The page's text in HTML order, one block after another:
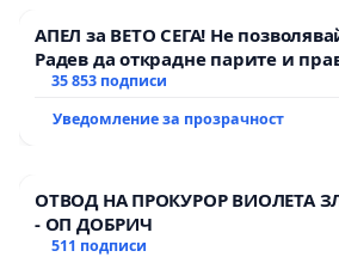
АПЕЛ за ВЕТО СЕГА! Не
Радев да открадне парите и
тъмното
35 853 подписи
Уведомление за прозрачност
ОТВОД НА ПРОКУРОР ВИОЛЕТА
- ОП ДОБРИЧ
511 подписи